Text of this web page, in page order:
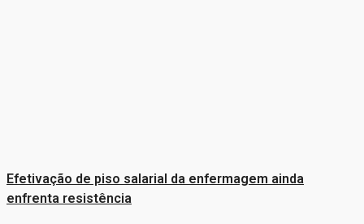
Efetivação de piso salarial da enfermagem ainda
enfrenta resistência